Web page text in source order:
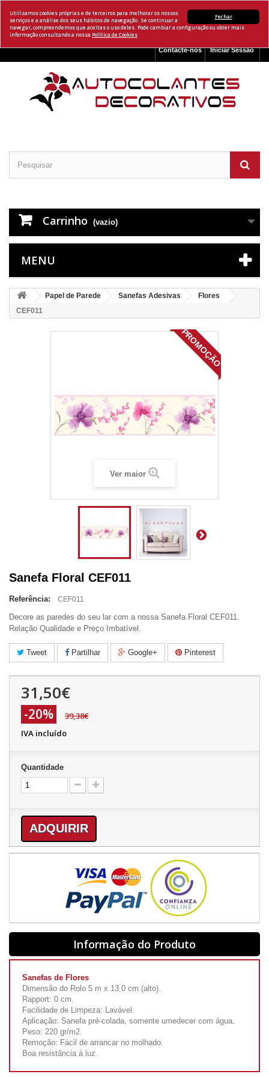
Fechar
Utilizamos cookies próprias e de terceiros para melhorar os nossos
serviços e a análise dos seus hábitos de navegação. Se continuar a
navegar, compreendemos que aceitas o uso deles. Pode cambiar a configuração ou obter mais
informação consultando a nossa Política de Cookies
Iniciar Sessão
Contacte-nos
Carrinho (vazio)
MENU
Papel de Parede Sanefas Adesivas
Flores
CEF011
PROMOÇÃO
Ver maior
Sanefa Floral CEF011
Referência: CEF011
Decore as paredes do seu lar com a nossa Sanefa Floral CEF011.
Relação Qualidade e Preço Imbatível.
Tweet Partilhar Google+ Pinterest
31,50€
-20%
39,38€
IVA incluído
Quantidade
ADQUIRIR
Informação do Produto
Sanefas de Flores
Dimensão do Rolo 5 m x 13,0 cm (alto).
Rapport: 0 cm.
Facilidade de Limpeza: Lavável.
Aplicação: Sanefa pré-colada, somente umedecer com água.
Peso: 220 gr/m2.
Remoção: Fácil de arrancar no molhado.
Boa resistância à luz.